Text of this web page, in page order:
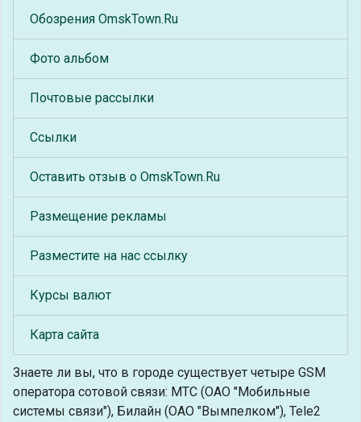
Обозрения OmskTown.Ru
Фото альбом
Почтовые рассылки
Ссылки
Оставить отзыв о OmskTown.Ru
Размещение рекламы
Разместите на нас ссылку
Курсы валют
Карта сайта
Знаете ли вы, что в городе существует четыре GSM
оператора сотовой связи: МТС (ОАО "Мобильные
системы связи"), Билайн (ОАО "Вымпелком"), Tele2